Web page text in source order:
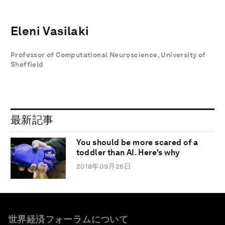
Eleni Vasilaki
Professor of Computational Neuroscience, University of
Sheffield
最新記事
You should be more scared of a
toddler than AI. Here's why
2018年09月26日
世界経済フォーラムについて